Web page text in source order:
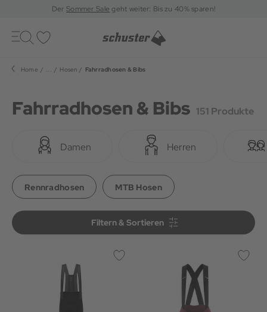
DerSommer Sale geht weiter: Bis zu 40% sparen!
Toggle
navigation
Home ... Hosen Fahrradhosen & Bibs
Fahrradhosen & Bibs 151 Produkte
Damen Herren
Rennradhosen MTB Hosen
Filtern & Sortieren
Filtern & Sortieren